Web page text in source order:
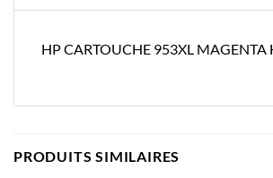
HP CARTOUCHE 953XL MAGENTA
PRODUITS SIMILAIRES